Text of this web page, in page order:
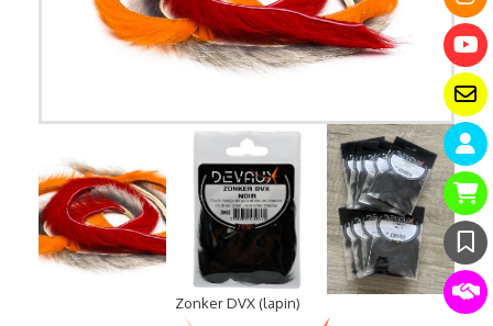
Zonker DVX (lapin)